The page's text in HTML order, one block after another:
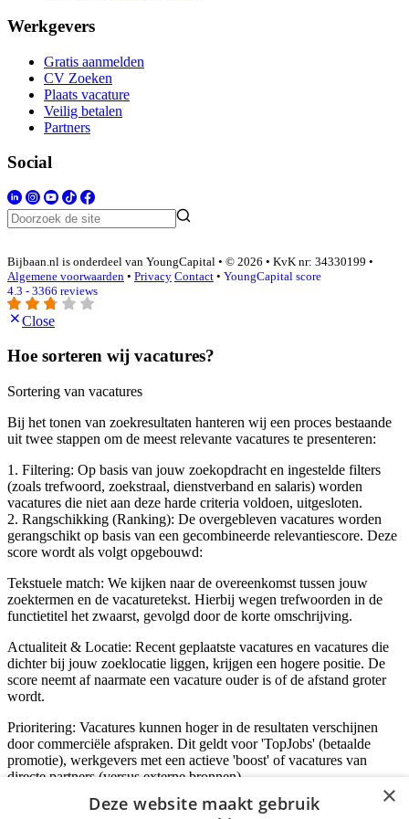
Werkgevers
Gratis aanmelden
CV Zoeken
Plaats vacature
Veilig betalen
Partners
Social
Bijbaan.nl is onderdeel van YoungCapital • © 2026 • KvK nr: 34330199 •
Algemene voorwaarden • Privacy Contact • YoungCapital score
4.3 - 3366 reviews
Close
Hoe sorteren wij vacatures?
Sortering van vacatures
Bij het tonen van zoekresultaten hanteren wij een proces bestaande
uit twee stappen om de meest relevante vacatures te presenteren:
1. Filtering: Op basis van jouw zoekopdracht en ingestelde filters
(zoals trefwoord, zoekstraal, dienstverband en salaris) worden
vacatures die niet aan deze harde criteria voldoen, uitgesloten.
2. Rangschikking (Ranking): De overgebleven vacatures worden
gerangschikt op basis van een gecombineerde relevantiescore. Deze
score wordt als volgt opgebouwd:
Tekstuele match: We kijken naar de overeenkomst tussen jouw
zoektermen en de vacaturetekst. Hierbij wegen trefwoorden in de
functietitel het zwaarst, gevolgd door de korte omschrijving.
Actualiteit & Locatie: Recent geplaatste vacatures en vacatures die
dichter bij jouw zoeklocatie liggen, krijgen een hogere positie. De
score neemt af naarmate een vacature ouder is of de afstand groter
wordt.
Prioritering: Vacatures kunnen hoger in de resultaten verschijnen
door commerciële afspraken. Dit geldt voor 'TopJobs' (betaalde
promotie), werkgevers met een actieve 'boost' of vacatures van
directe partners (versus externe bronnen).
×
Deze website maakt gebruik